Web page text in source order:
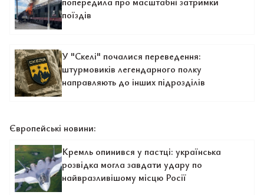
поїздів
У "Скелі" почалися переведення:
штурмовиків легендарного полку
направляють до інших підрозділів
Європейські новини:
Кремль опинився у пастці: українська
розвідка могла завдати удару по
найвразливішому місцю Росії